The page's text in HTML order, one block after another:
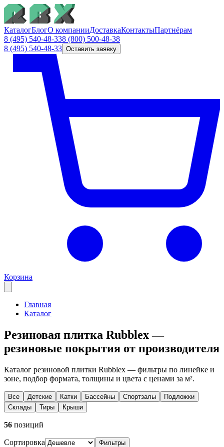
КаталогБлогО компанииДоставкаКонтактыПартнёрам
8 (495) 540-48-338 (800) 500-48-38
8 (495) 540-48-33 Оставить заявку
Корзина
Главная
Каталог
Резиновая плитка Rubblex —
резиновые покрытия от производителя
Каталог резиновой плитки Rubblex — фильтры по линейке и
зоне, подбор формата, толщины и цвета с ценами за м².
Все Детские Катки Бассейны Спортзалы
Подложки
Склады
Тиры Крыши
56 позиций
Сортировка Фильтры